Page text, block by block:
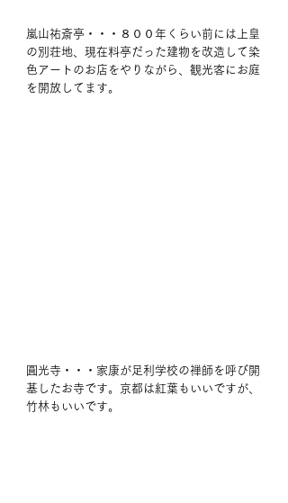
嵐山祐斎亭・・・８００年くらい前には上皇
の別荘地、現在料亭だった建物を改造して染
色アートのお店をやりながら、観光客にお庭
を開放してます。
圓光寺・・・家康が足利学校の禅師を呼び開
基したお寺です。京都は紅葉もいいですが、
竹林もいいです。